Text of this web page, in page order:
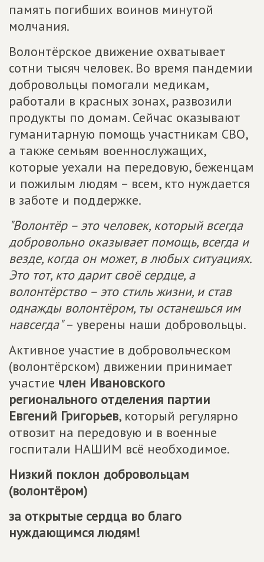
память погибших воинов минутой
молчания.
Волонтёрское движение охватывает
сотни тысяч человек. Во время пандемии
добровольцы помогали медикам,
работали в красных зонах, развозили
продукты по домам. Сейчас оказывают
гуманитарную помощь участникам СВО,
а также семьям военнослужащих,
которые уехали на передовую, беженцам
и пожилым людям – всем, кто нуждается
в заботе и поддержке.
"Волонтёр – это человек, который всегда
добровольно оказывает помощь, всегда и
везде, когда он может, в любых ситуациях.
Это тот, кто дарит своё сердце, а
волонтёрство – это стиль жизни, и став
однажды волонтёром, ты останешься им
навсегда"– уверены наши добровольцы.
Активное участие в добровольческом
(волонтёрском) движении принимает
участие член Ивановского
регионального отделения партии
Евгений Григорьев, который регулярно
отвозит на передовую и в военные
госпитали НАШИМ всё необходимое.
Низкий поклон добровольцам
(волонтёром)
за открытые сердца во благо
нуждающимся людям!